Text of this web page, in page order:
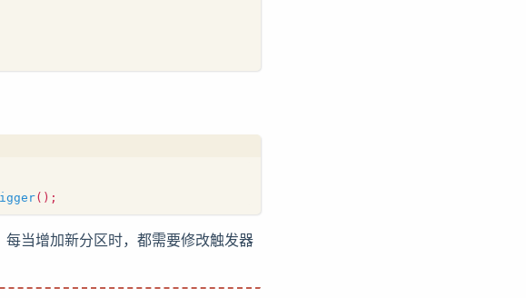
();
当增加新分区时，都需要修改触发器